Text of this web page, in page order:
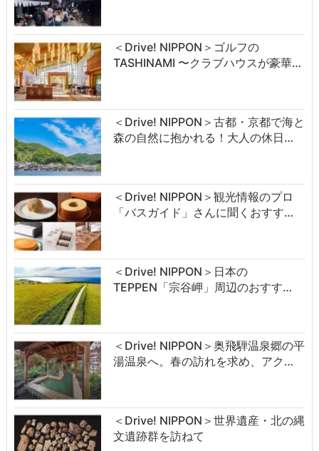
＜Drive! NIPPON＞ゴルフの
TASHINAMI 〜クラブハウスが豪華…
＜Drive! NIPPON＞古都・京都で海と
森の自然に抱かれる！大人の休日…
＜Drive! NIPPON＞観光情報のプロ
「バスガイド」さんに聞くおすす…
＜Drive! NIPPON＞日本の
TEPPEN「宗谷岬」周辺のおすす…
＜Drive! NIPPON＞奥飛騨温泉郷の平
湯温泉へ。春の訪れを求め、アク…
＜Drive! NIPPON＞世界遺産・北の縄
文遺跡群を訪ねて